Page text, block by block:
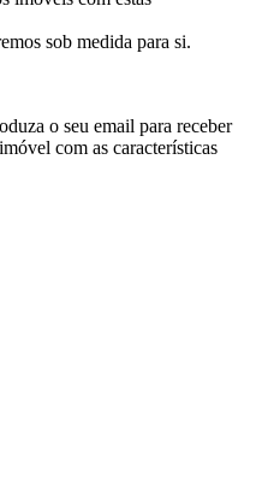
sob medida para si.
o seu email para receber
com as características